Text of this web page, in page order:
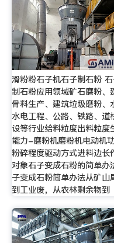
滑粉粉石子机石子制石粉
制石粉应用领域矿石磨粉、
骨料生产、建筑垃圾磨粉、
水电工程、公路、铁路、道
设等行业给料粒度出料粒度
能力-磨粉机磨粉机电动机
粉碎程度驱动方式进料边长
对象石子变成石粉的简单办
子变成石粉简单办法从矿山
到工业废，从农林剩余物到